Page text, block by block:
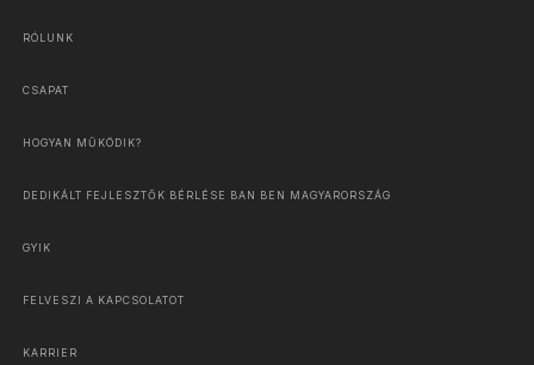
RÓLUNK
CSAPAT
HOGYAN MŰKÖDIK?
DEDIKÁLT FEJLESZTŐK BÉRLÉSE BAN BEN MAGYARORSZÁG
GYIK
FELVESZI A KAPCSOLATOT
KARRIER